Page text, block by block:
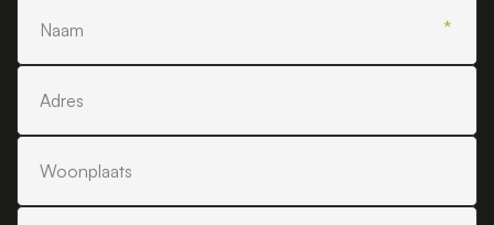
Naam
Adres
Woonplaats
Telefoonnummer